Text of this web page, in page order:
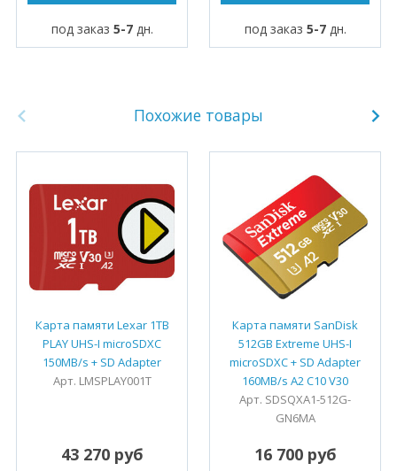
под заказ 5-7дн. под заказ 5-7дн.
Похожие товары
Карта памяти Lexar 1TB
PLAY UHS-I microSDXC
150MB/s + SD Adapter
Арт. LMSPLAY001T
43 270 руб
Карта памяти SanDisk
512GB Extreme UHS-I
microSDXC + SD Adapter
160MB/s A2 C10 V30
Арт. SDSQXA1-512G-
GN6MA
16 700 руб